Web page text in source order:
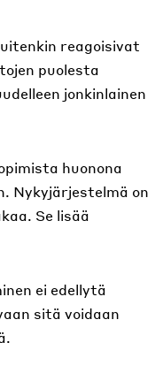
reagoisivat
puolesta
jonkinlainen
huonona
Nykyjärjestelmä on
Se lisää
ei edellytä
sitä voidaan